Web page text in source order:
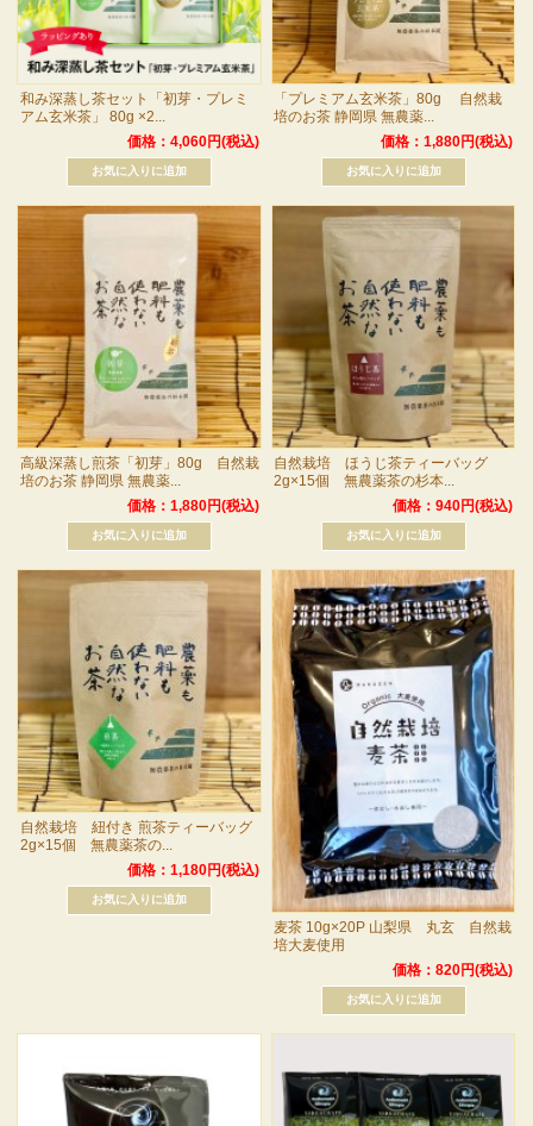
和み深蒸し茶セット「初芽・プレミ
アム玄米茶」 80g ×2...
価格：4,060円(税込)
「プレミアム玄米茶」80g 自然栽
培のお茶 静岡県 無農薬...
価格：1,880円(税込)
高級深蒸し煎茶「初芽」80g 自然栽
培のお茶 静岡県 無農薬...
価格：1,880円(税込)
自然栽培 ほうじ茶ティーバッグ
2g×15個 無農薬茶の杉本...
価格：940円(税込)
自然栽培 紐付き 煎茶ティーバッグ
2g×15個 無農薬茶の...
価格：1,180円(税込)
麦茶 10g×20P 山梨県 丸玄 自然栽
培大麦使用
価格：820円(税込)